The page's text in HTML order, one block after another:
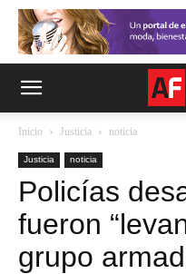
Inicio Justicia noticia
Justicia noticia
Policías
fueron
grupo